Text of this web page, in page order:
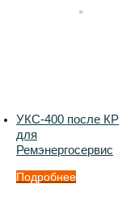
УКС-400 после КР
для
Ремэнергосервис
Подробнее